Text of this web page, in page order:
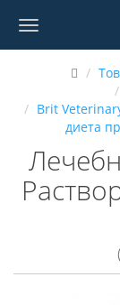
Brit
диета